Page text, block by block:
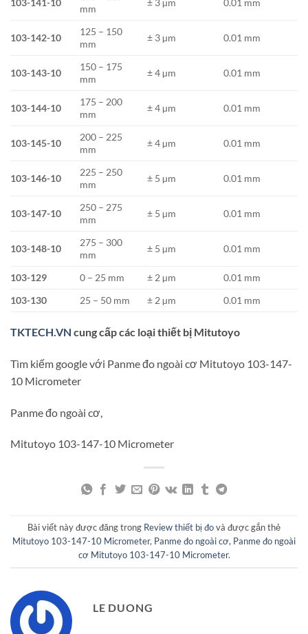
103-141-10
mm
± 3 µm 0.01 mm
103-142-10
125 – 150
mm
± 3 µm 0.01 mm
103-143-10
150 – 175
mm
± 4 µm 0.01 mm
103-144-10
175 – 200
mm
± 4 µm 0.01 mm
103-145-10
200 – 225
mm
± 4 µm 0.01 mm
103-146-10
225 – 250
mm
± 5 µm 0.01 mm
103-147-10
250 – 275
mm
± 5 µm 0.01 mm
103-148-10
275 – 300
mm
± 5 µm 0.01 mm
103-129 0 – 25 mm ± 2 µm
0.01 mm
103-130
25 – 50 mm ± 2 µm 0.01 mm
TKTECH.VN cung cấp các loại thiết bị Mitutoyo
Tìm kiếm google với Panme đo ngoài cơ Mitutoyo 103-147-
10 Micrometer
Panme đo ngoài cơ,
Mitutoyo 103-147-10 Micrometer
Bài viết này được đăng trong Review thiết bị đovà được gắn thẻ
Mitutoyo 103-147-10 Micrometer, Panme đo ngoài cơ, Panme đo ngoài
cơ Mitutoyo 103-147-10 Micrometer.
LE DUONG